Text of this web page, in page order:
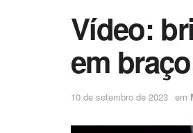
Vídeo:
em
10 de setembro de 2023 em